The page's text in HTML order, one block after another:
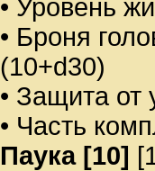
• Уровень
• Броня
(10+d30)
• Защита от
• Часть
Паука [10]